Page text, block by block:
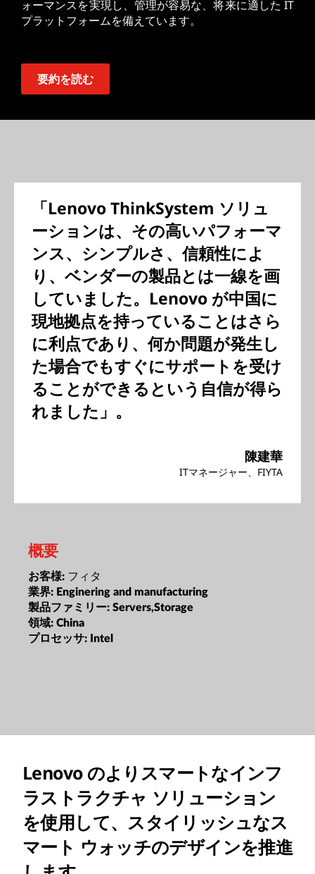
ォーマンスを実現し、管理が容易な、将来に適した IT
プラットフォームを備えています。
要約を読む
「Lenovo ThinkSystem ソリュ
ーションは、その高いパフォーマ
ンス、シンプルさ、信頼性によ
り、ベンダーの製品とは一線を画
していました。Lenovo が中国に
現地拠点を持っていることはさら
に利点であり、何か問題が発生し
た場合でもすぐにサポートを受け
ることができるという自信が得ら
れました」。
陳建華
ITマネージャー、FIYTA
概要
お客様: フィタ
業界: Enginering and manufacturing
製品ファミリー: Servers,Storage
領域: China
プロセッサ: Intel
Lenovo のよりスマートなインフ
ラストラクチャ ソリューション
を使用して、スタイリッシュなス
マート ウォッチのデザインを推進